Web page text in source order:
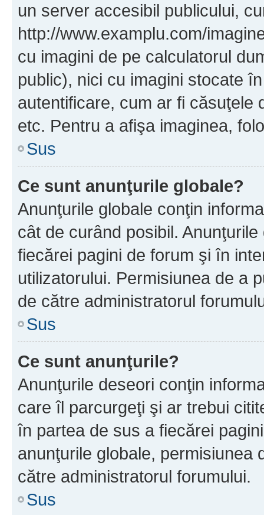
un server accesibil publicului,
http://www.examplu.com/
cu imagini de pe calculatorul
public), nici cu imagini stocate
autentificare, cum ar fi căsuţele
etc. Pentru a afişa imaginea,
Sus
Ce sunt anunţurile globale?
Anunţurile globale conţin
cât de curând posibil.
fiecărei pagini de forum şi în
utilizatorului. Permisiunea de a
de către administratorul
Sus
Ce sunt anunţurile?
Anunţurile deseori conţin
care îl parcurgeţi şi ar trebui
în partea de sus a fiecărei
anunţurile globale, permisiunea
către administratorul forumului.
Sus